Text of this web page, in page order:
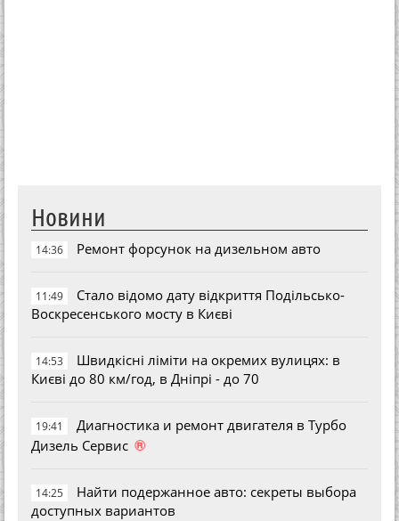
Новини
14:36 Ремонт форсунок на дизельном авто
11:49
Стало відомо дату відкриття Подільсько-
Воскресенського мосту в Києві
14:53
Швидкісні ліміти на окремих вулицях: в
Києві до 80 км/год, в Дніпрі - до 70
19:41
Диагностика и ремонт двигателя в Турбо
Дизель Сервис ®
14:25
Найти подержанное авто: секреты выбора
доступных вариантов